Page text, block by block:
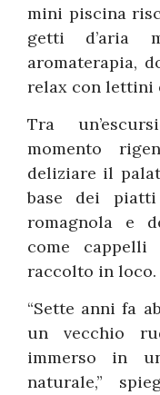
mini piscina
getti d’aria
aromaterapia,
relax con lettini
Tra
momento
deliziare il
base dei
romagnola e
come cappelli
raccolto in loco.
“Sette anni fa
un vecchio
immerso in
naturale,”